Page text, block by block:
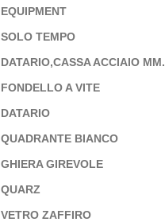
EQUIPMENT
SOLO TEMPO
DATARIO,CASSA ACCIAIO
FONDELLO A VITE
DATARIO
QUADRANTE BIANCO
GHIERA GIREVOLE
QUARZ
VETRO ZAFFIRO